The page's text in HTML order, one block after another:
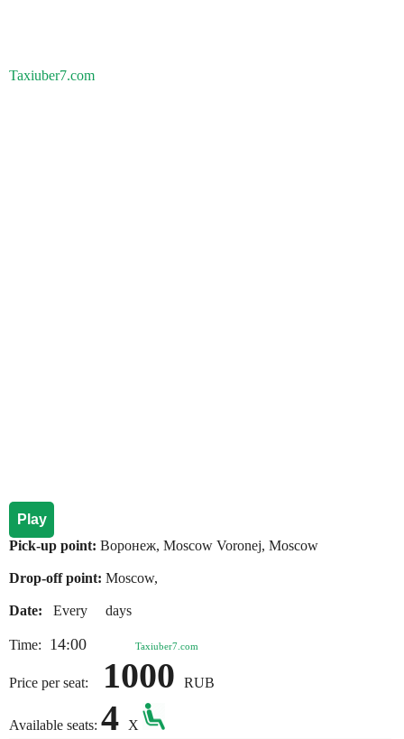
Taxiuber7.com
Play
Pick-up point: Воронеж, Moscow Voronej, Moscow
Drop-off point: Moscow,
Date: Every days
Time: 14:00 Taxiuber7.com
Price per seat: 1000 RUB
Available seats: 4
X